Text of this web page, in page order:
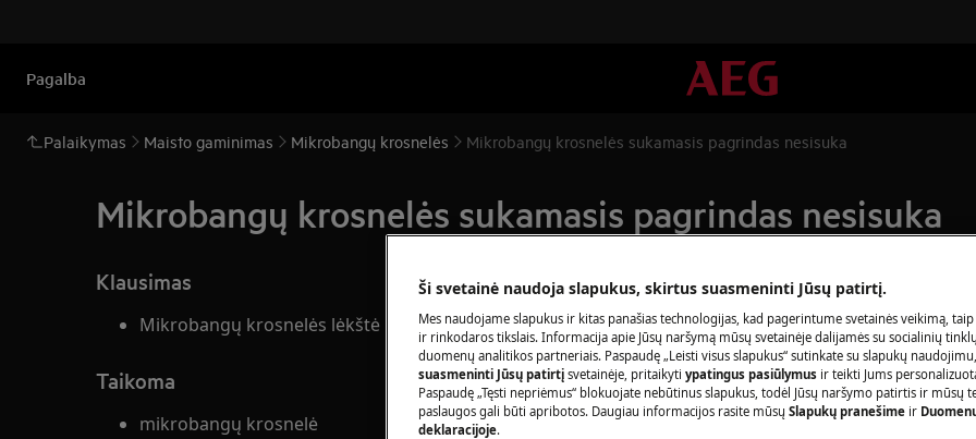
Pagalba
Palaikymas Maisto gaminimas Mikrobangų krosnelės Mikrobangų krosnelės sukamasis pagrindas nesisuka
Mikrobangų krosnelės sukamasis pagrindas nesisuka
Klausimas
Mikrobangų krosnelės lėkštė nesisuka
Taikoma
mikrobangų krosnelė
Užsisakykite
Baigėsi prietaiso
pasirūpinti jo
įeina mokestis už
Ši svetainė naudoja slapukus, skirtus suasmeninti Jūsų patirtį.
Mes naudojame slapukus ir kitas panašias technologijas, kad pagerintume svetainės veikimą,
ir rinkodaros tikslais. Informacija apie Jūsų naršymą mūsų svetainėje dalijamės su socialinių
duomenų analitikos partneriais. Paspaudę „Leisti visus slapukus“ sutinkate su slapukų
suasmeninti Jūsų patirtį svetainėje, pritaikyti ypatingus pasiūlymus ir teikti Jums
Paspaudę „Tęsti nepriėmus“ blokuojate nebūtinus slapukus, todėl Jūsų naršymo patirtis ir mūsų
paslaugos gali būti apribotos. Daugiau informacijos rasite mūsų Slapukų pranešime ir
deklaracijoje.